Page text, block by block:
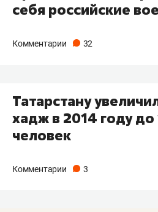
себя российские
Комментарии 32
Татарстану
хадж в 2014 году до
человек
Комментарии 3